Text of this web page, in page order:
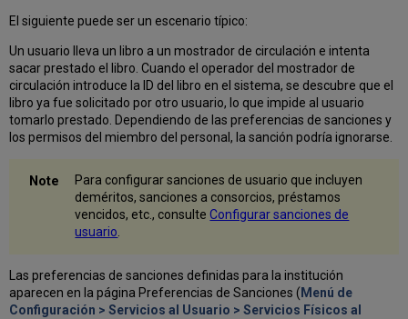
perdido
Añadir
un
Perfil
de
Préstamo
vencido
Actualizar
estado
notificaciones
de
los
préstamos
El siguiente puede ser un escenario típico:
Un usuario lleva un libro a un mostrador de circulación e intenta
sacar prestado el libro. Cuando el operador del mostrador de
circulación introduce la ID del libro en el sistema, se descubre que el
libro ya fue solicitado por otro usuario, lo que impide al usuario
tomarlo prestado. Dependiendo de las preferencias de sanciones y
los permisos del miembro del personal, la sanción podría ignorarse.
Para configurar sanciones de usuario que incluyen
deméritos, sanciones a consorcios, préstamos
vencidos, etc., consulteConfigurar sanciones de
usuario.
Las preferencias de sanciones definidas para la institución
aparecen en la página Preferencias de Sanciones ( Menú de
Configuración > Servicios al Usuario > Servicios Físicos al